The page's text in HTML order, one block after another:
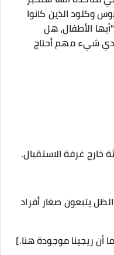
وكلود الذين كانوا
الأطفال، هل
شيء مهم أحتاج
خارج غرفة الاستقبال.
يتبعون صغار أفراد
أن ريجينا موجودة هنا.]